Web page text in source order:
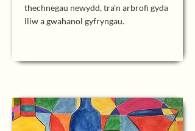
thechnegau newydd, tra'n arbrofi gyda
lliw a gwahanol gyfryngau.